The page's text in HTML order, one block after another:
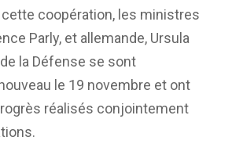
cette coopération, les ministres
Parly, et allemande, Ursula
la Défense se sont
le 19 novembre et ont
réalisés conjointement